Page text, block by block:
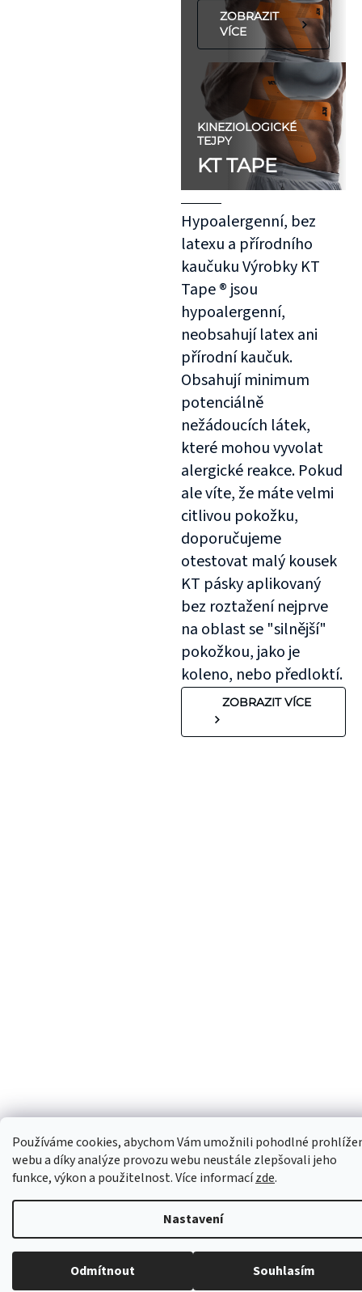
Používáme cookies, abychom Vám umožnili pohodlné
webu a díky analýze provozu webu neustále zlepšovali jeho
funkce, výkon a použitelnost. Více informacízde.
Nastavení
Odmítnout Souhlasím
ZOBRAZIT
VÍCE
KINEZIOLOGICKÉ
TEJPY
KT TAPE
Hypoalergenní, bez
latexu a přírodního
kaučuku Výrobky KT
Tape ® jsou
hypoalergenní,
neobsahují latex ani
přírodní kaučuk.
Obsahují minimum
potenciálně
nežádoucích látek,
které mohou vyvolat
alergické reakce. Pokud
ale víte, že máte velmi
citlivou pokožku,
doporučujeme
otestovat malý kousek
KT pásky aplikovaný
bez roztažení nejprve
na oblast se "silnější"
pokožkou, jako je
koleno, nebo předloktí.
ZOBRAZIT VÍCE